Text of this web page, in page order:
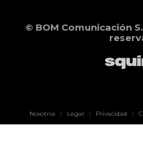
© BOM Comunicación
Nosotros | Legal | Privacidad |